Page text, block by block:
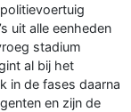
uit alle eenheden
stadium
al bij het
in de fases daarna
en zijn de